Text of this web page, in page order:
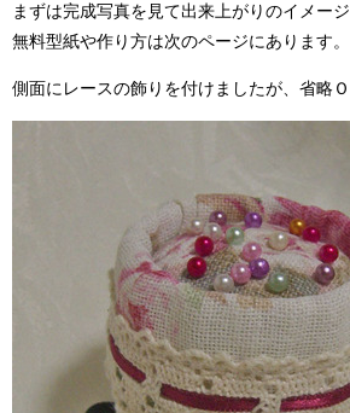
まずは完成写真を見て出来上がりのイメー
無料型紙や作り方は次のページにあります。
側面にレースの飾りを付けましたが、省略Ｏ